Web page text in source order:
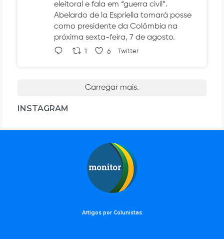
eleitoral e fala em “guerra civil”.
Abelardo de la Espriella tomará posse
como presidente da Colômbia na
próxima sexta-feira, 7 de agosto.
1 6 Twitter
Carregar mais.
INSTAGRAM
Artigos por Colunistas